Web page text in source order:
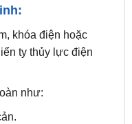
ty thủy lực điện
như: